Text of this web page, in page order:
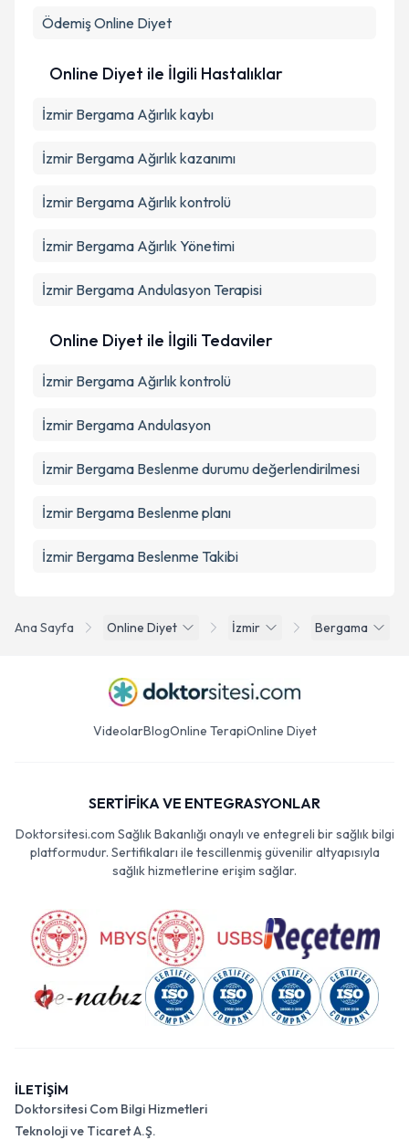
Ana Sayfa Online Diyet İzmir Bergama
ÖdemişOnline Diyet
Online Diyet ile İlgili Hastalıklar
İzmir Bergama Ağırlık kaybı
İzmir Bergama Ağırlık kazanımı
İzmir Bergama Ağırlık kontrolü
İzmir Bergama Ağırlık Yönetimi
İzmir Bergama Andulasyon Terapisi
Online Diyet ile İlgili Tedaviler
İzmir Bergama Ağırlık kontrolü
İzmir Bergama Andulasyon
İzmir Bergama Beslenme durumu değerlendirilmesi
İzmir Bergama Beslenme planı
İzmir Bergama Beslenme Takibi
VideolarBlogOnline TerapiOnline Diyet
SERTİFİKA VE ENTEGRASYONLAR
Doktorsitesi.com Sağlık Bakanlığı onaylı ve entegreli bir sağlık bilgi
platformudur. Sertifikaları ile tescillenmiş güvenilir altyapısıyla
sağlık hizmetlerine erişim sağlar.
İLETİŞİM
Doktorsitesi Com Bilgi Hizmetleri
Teknoloji ve Ticaret A.Ş.